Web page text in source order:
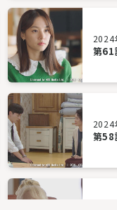
2024
第61
2024
第58